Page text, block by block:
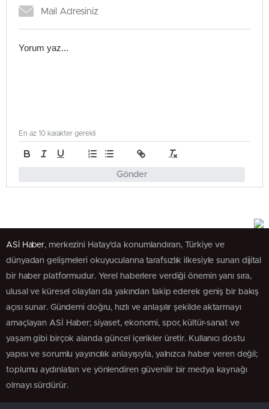
Gönder
En az 10 karakter gerekli
ASİ Haber, merkezini Hatay’da konumlandıran, Türkiye ve
dünyadan gelişmeleri okuyucularına tarafsızlık ilkesiyle sunan dijital
bir haber platformudur. Yerel haberlere verdiği önemin yanı sıra,
ulusal ve küresel olayları da yakından takip ederek geniş bir bakış
açısı sunar. Gündemi doğru, hızlı ve anlaşılır şekilde aktarmayı
amaçlayan ASİ Haber; siyaset, ekonomi, spor, kültür-sanat ve
yaşam gibi birçok alanda güncel içerikler üretir. Kullanıcı dostu
yapısı ve sorumlu yayıncılık anlayışıyla, yalnızca haber veren değil;
toplumu aydınlatan ve yönlendiren güvenilir bir medya kaynağı
olmayı sürdürür.